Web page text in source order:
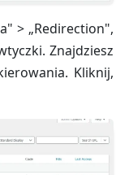
> „Redirection",
Znajdziesz
Kliknij,